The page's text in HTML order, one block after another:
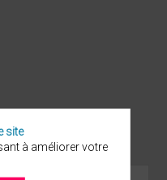
site
à améliorer votre